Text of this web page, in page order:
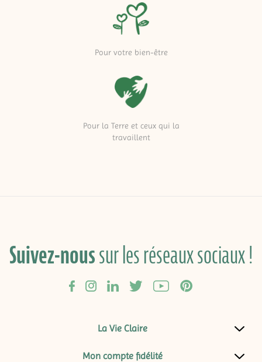
Pour votre bien-être
Pour la Terre et ceux qui la
travaillent
Suivez-noussur les réseaux sociaux !
La Vie Claire
Mon compte fidélité